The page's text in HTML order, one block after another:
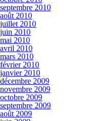
septembre 2010
août 2010
juillet 2010
juin 2010
mai 2010
avril 2010
mars 2010
février 2010
janvier 2010
décembre 2009
novembre 2009
octobre 2009
septembre 2009
août 2009